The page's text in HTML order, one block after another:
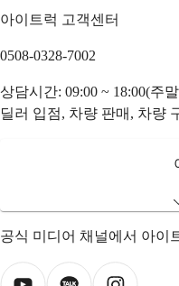
아이트럭 고객센터
0508-0328-7002
상담시간: 09:00 ~ 18:00(주
딜러 입점, 차량 판매, 차량
공식 미디어 채널에서 아이